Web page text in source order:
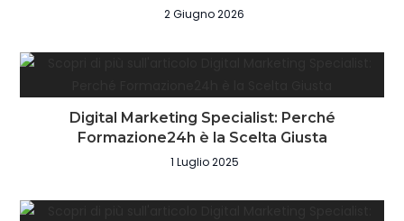
2 Giugno 2026
Digital Marketing Specialist: Perché
Formazione24h è la Scelta Giusta
1 Luglio 2025